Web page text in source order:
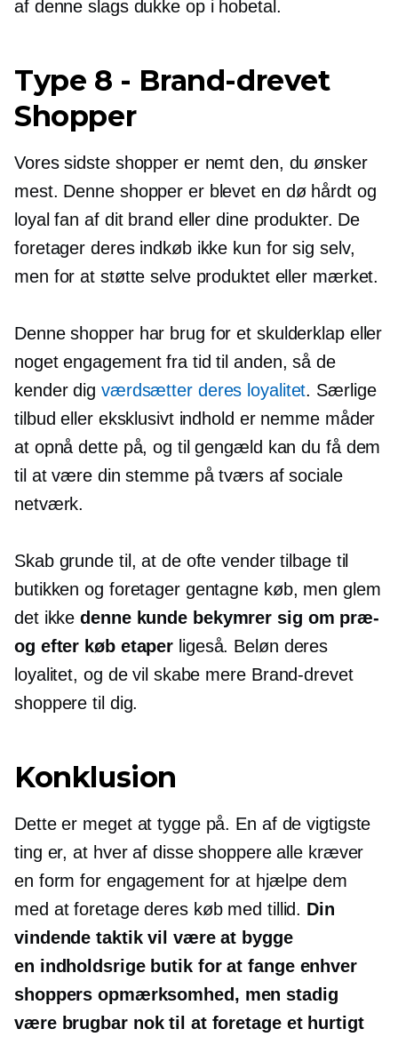
af denne slags dukke op i hobetal.
Type 8 - Brand-drevet
Shopper
Vores sidste shopper er nemt den, du ønsker
mest. Denne shopper er blevet en dø hårdtog
loyal fan af dit brand eller dine produkter. De
foretager deres indkøb ikke kun for sig selv,
men for at støtte selve produktet eller mærket.
Denne shopper har brug for et skulderklap eller
noget engagement fra tid til anden, så de
kender dig værdsætter deres loyalitet. Særlige
tilbud eller eksklusivt indhold er nemme måder
at opnå dette på, og til gengæld kan du få dem
til at være din stemme på tværs af sociale
netværk.
Skab grunde til, at de ofte vender tilbage til
butikken og foretager gentagne køb, men glem
det ikkedenne kunde bekymrer sig om præ-
og efter købetaper ligeså. Beløn ​​deres
loyalitet, og de vil skabe mere Brand-drevet
shoppere til dig.
Konklusion
Dette er meget at tygge på. En af de vigtigste
ting er, at hver af disse shoppere alle kræver
en form for engagement for at hjælpe dem
med at foretage deres køb med tillid. Din
vindende taktik vil være at bygge
en indholdsrigebutik for at fange enhver
shoppers opmærksomhed, men stadig
være brugbar nok til at foretage et hurtigt